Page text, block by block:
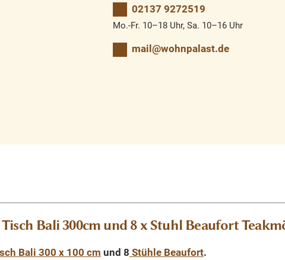
02137 9272519
Mo.-Fr. 10–18 Uhr, Sa. 10–16 Uhr
mail@wohnpalast.de
Bali 300cm und 8 x Stuhl Beaufort
Bali 300 x 100 cm und 8 Stühle Beaufort.